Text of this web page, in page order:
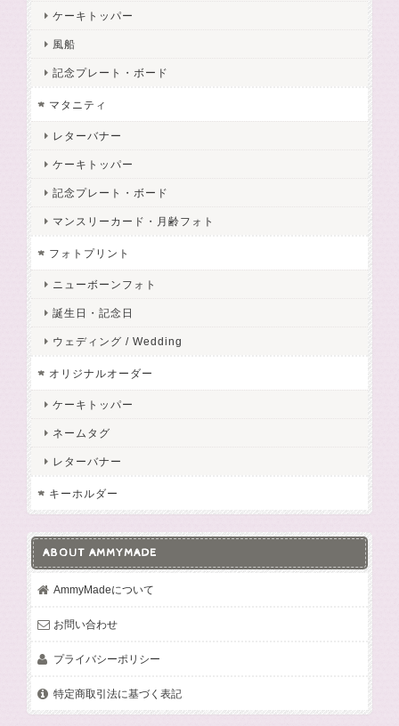
ケーキトッパー
風船
記念プレート・ボード
マタニティ
レターバナー
ケーキトッパー
記念プレート・ボード
マンスリーカード・月齢フォト
フォトプリント
ニューボーンフォト
誕生日・記念日
ウェディング / Wedding
オリジナルオーダー
ケーキトッパー
ネームタグ
レターバナー
キーホルダー
ABOUT AMMYMADE
AmmyMadeについて
お問い合わせ
プライバシーポリシー
特定商取引法に基づく表記